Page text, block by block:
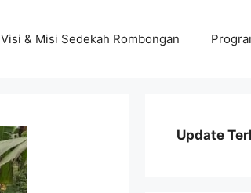
Visi & Misi Sedekah Rombongan
Update